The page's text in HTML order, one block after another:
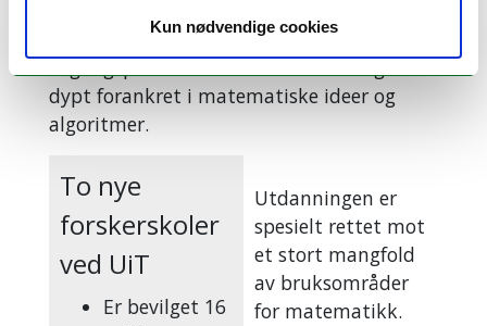
Kun nødvendige cookies
Riener påpeker at forskerskolen skal ta
utgangspunkt i at moderne teknologi er
dypt forankret i matematiske ideer og
algoritmer.
To nye
forskerskoler
ved UiT
Er bevilget 16
Utdanningen er
spesielt rettet mot
et stort mangfold
av bruksområder
for matematikk.